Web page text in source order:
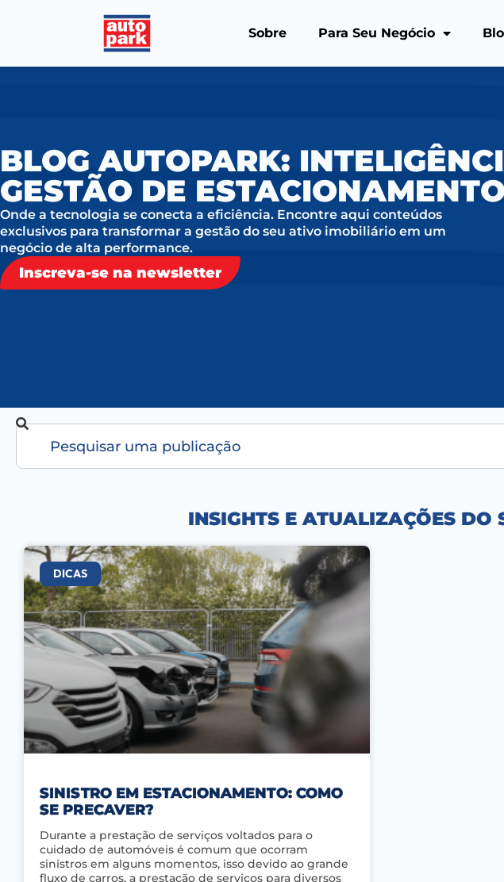
Sobre Para Seu Negócio
BLOG AUTOPARK:
GESTÃO DE
Onde a tecnologia se conecta a eficiência. Encontre aqui conteúdos
exclusivos para transformar a gestão do seu ativo imobiliário em um
negócio de alta performance.
Inscreva-se na newsletter
INSIGHTS E ATUALIZAÇÕES DO
DICAS
SINISTRO EM ESTACIONAMENTO: COMO
SE PRECAVER?
Durante a prestação de serviços voltados para o
cuidado de automóveis é comum que ocorram
sinistros em alguns momentos, isso devido ao grande
fluxo de carros, a prestação de serviços para diversos